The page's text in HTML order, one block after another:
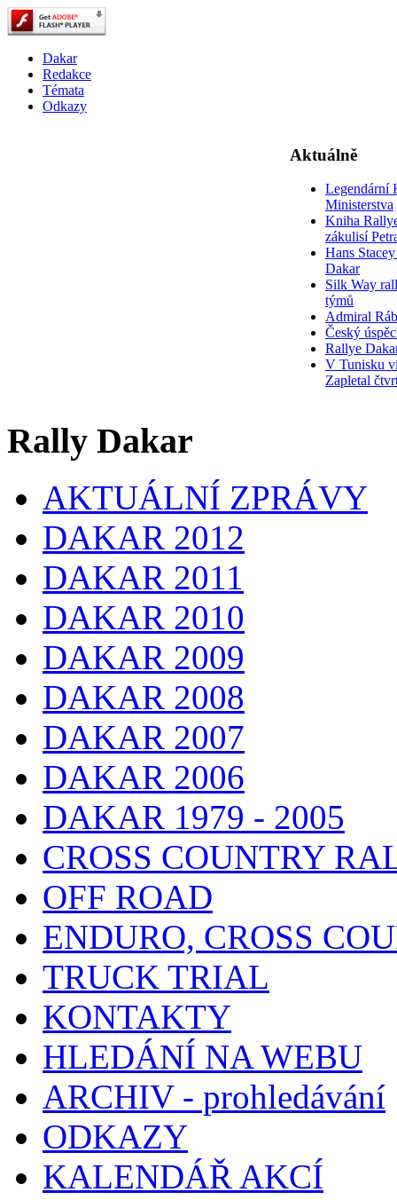
Dakar
Redakce
Témata
Odkazy
Aktuálně
Legendární
Ministerstva
Kniha
zákulisí
Hans
Dakar
Silk Way
týmů
Admiral
Český
Rallye
V Tunisku
Zapletal
Rally Dakar
AKTUÁLNÍ ZPRÁVY
DAKAR 2012
DAKAR 2011
DAKAR 2010
DAKAR 2009
DAKAR 2008
DAKAR 2007
DAKAR 2006
DAKAR 1979 - 2005
CROSS COUNTRY
OFF ROAD
ENDURO, CROSS
TRUCK TRIAL
KONTAKTY
HLEDÁNÍ NA WEBU
ARCHIV - prohledávání
ODKAZY
KALENDÁŘ AKCÍ